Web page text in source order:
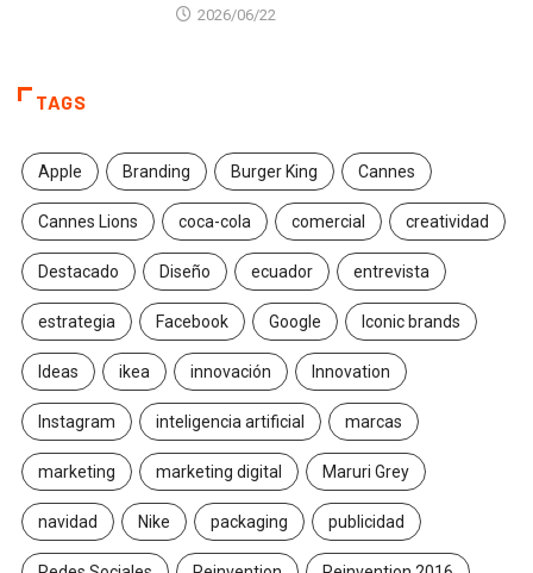
2026/06/22
TAGS
Apple Branding Burger King Cannes
Cannes Lions coca-cola comercial creatividad
Destacado Diseño ecuador entrevista
estrategia Facebook Google Iconic brands
Ideas ikea innovación Innovation
Instagram inteligencia artificial marcas
marketing marketing digital Maruri Grey
navidad Nike packaging publicidad